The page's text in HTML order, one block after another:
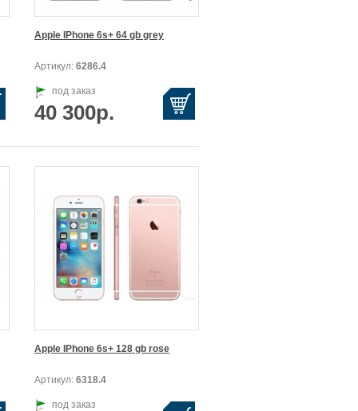
Apple IPhone 6s+ 64 gb grey
Артикул: 6286.4
под заказ
40 300р.
Apple IPhone 6s+ 128 gb rose
Артикул: 6318.4
под заказ